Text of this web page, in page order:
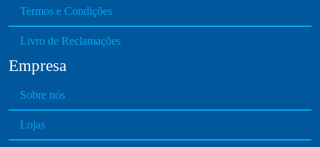
Termos e Condições
Livro de Reclamações
Empresa
Sobre nós
Lojas